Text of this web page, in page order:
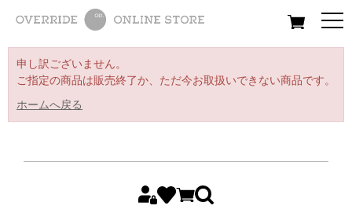
All Women Men
申し訳ございません。
ご指定の商品は販売終了か、ただ今お取扱いできない商品です。
ホームへ戻る